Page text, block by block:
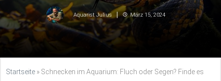
Aquarist Julius März 15, 2024
Startseite » Schnecken im Aquarium: Fluch oder Segen? Finde es